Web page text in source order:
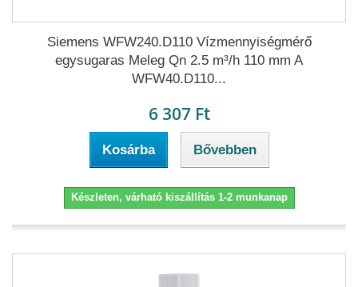
Siemens WFW240.D110 Vízmennyiségmérő
egysugaras Meleg Qn 2.5 m³/h 110 mm A
WFW40.D110...
6 307 Ft
Kosárba Bővebben
Készleten, várható kiszállítás 1-2 munkanap